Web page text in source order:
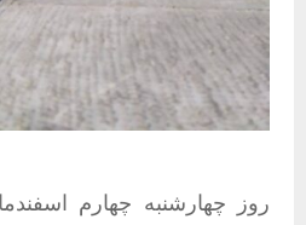
روز چهارشنبه چهارم